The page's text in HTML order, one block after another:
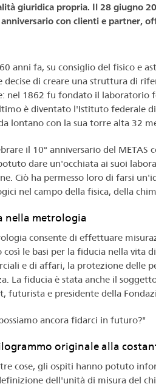
giuridica propria. Il 28 giugno
con clienti e partner,
anni fa, su consiglio del fisico e
decise di creare una struttura di
nel 1862 fu fondato il laboratorio
è diventato l'Istituto federale
lontano con la sua torre alta 32
il 10° anniversario del
dare un'occhiata ai suoi
Ciò ha permesso loro di farsi
nel campo della fisica, della
nella metrologia
consente di effettuare
così le basi per la fiducia nella vita
e di affari, la protezione delle
La fiducia è stata anche il
futurista e presidente della
ancora fidarci in futuro?"
originale alla
cose, gli ospiti hanno potuto
dell'unità di misura del